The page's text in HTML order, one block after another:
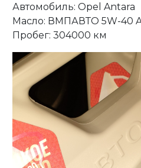
Автомобиль: Opel Antara
Масло: ВМПАВТО 5W-40
Пробег: 304000 км